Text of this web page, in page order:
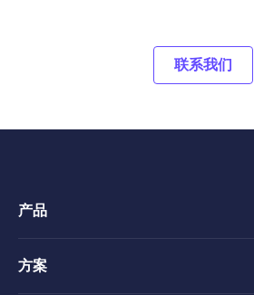
联系我们
产品
方案